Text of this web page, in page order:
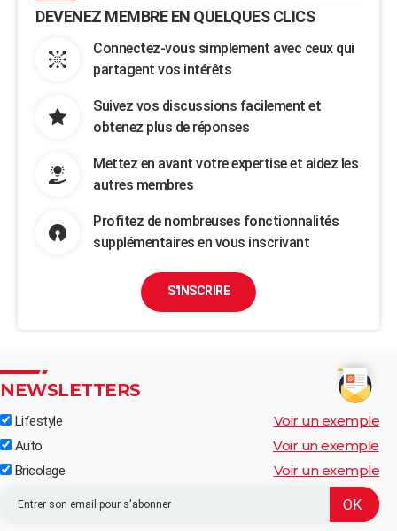
DEVENEZ MEMBRE EN QUELQUES CLICS
Connectez-vous simplement avec ceux qui
partagent vos intérêts
Suivez vos discussions facilement et
obtenez plus de réponses
Mettez en avant votre expertise et aidez les
autres membres
Profitez de nombreuses fonctionnalités
supplémentaires en vous inscrivant
S'INSCRIRE
NEWSLETTERS
Lifestyle Voir un exemple
Auto Voir un exemple
Bricolage Voir un exemple